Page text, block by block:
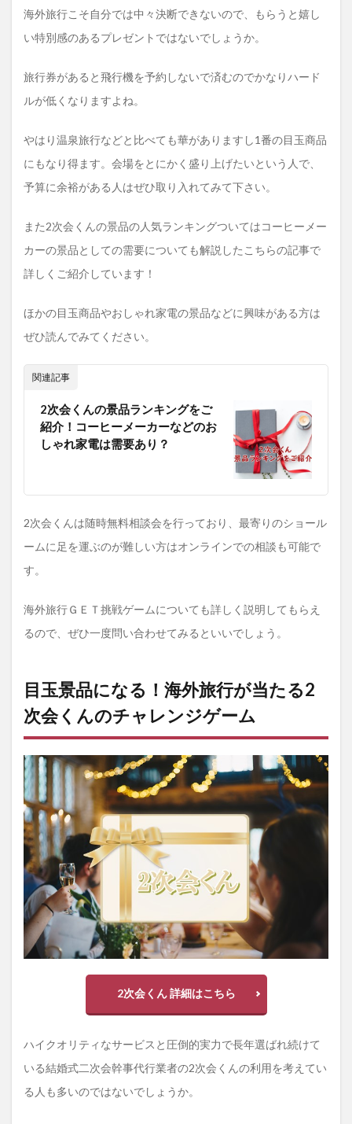
海外旅行こそ自分では中々決断できないので、もらうと嬉し
い特別感のあるプレゼントではないでしょうか。
旅行券があると飛行機を予約しないで済むのでかなりハード
ルが低くなりますよね。
やはり温泉旅行などと比べても華がありますし1番の目玉商品
にもなり得ます。会場をとにかく盛り上げたいという人で、
予算に余裕がある人はぜひ取り入れてみて下さい。
また2次会くんの景品の人気ランキングついてはコーヒーメー
カーの景品としての需要についても解説したこちらの記事で
詳しくご紹介しています！
ほかの目玉商品やおしゃれ家電の景品などに興味がある方は
ぜひ読んでみてください。
関連記事
2次会くんの景品ランキングをご
紹介！コーヒーメーカーなどのお
しゃれ家電は需要あり？
2次会くんは随時無料相談会を行っており、最寄りのショール
ームに足を運ぶのが難しい方はオンラインでの相談も可能で
す。
海外旅行ＧＥＴ挑戦ゲームについても詳しく説明してもらえ
るので、ぜひ一度問い合わせてみるといいでしょう。
目玉景品になる！海外旅行が当たる2
次会くんのチャレンジゲーム
2次会くん 詳細はこちら
ハイクオリティなサービスと圧倒的実力で長年選ばれ続けて
いる結婚式二次会幹事代行業者の2次会くんの利用を考えてい
る人も多いのではないでしょうか。